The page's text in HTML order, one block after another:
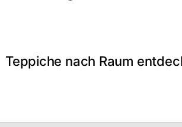
Teppiche nach Raum
Wohnzimmer